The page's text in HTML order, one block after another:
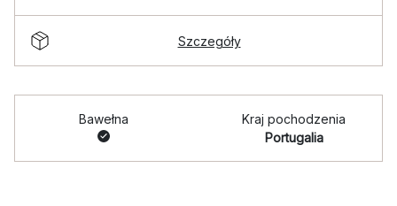
Szczegóły
Bawełna
Kraj pochodzenia
Portugalia